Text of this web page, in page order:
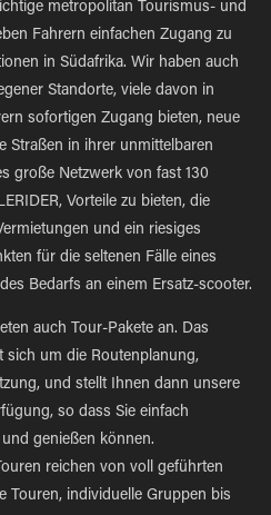
metropolitan Tourismus- und
Fahrern einfachen Zugang zu
in Südafrika. Wir haben auch
Standorte, viele davon in
sofortigen Zugang bieten, neue
Straßen in ihrer unmittelbaren
große Netzwerk von fast 130
Vorteile zu bieten, die
und ein riesiges
für die seltenen Fälle eines
Bedarfs an einem Ersatz-scooter.
auch Tour-Pakete an. Das
sich um die Routenplanung,
und stellt Ihnen dann unsere
so dass Sie einfach
genießen können.
reichen von voll geführten
Touren, individuelle Gruppen bis